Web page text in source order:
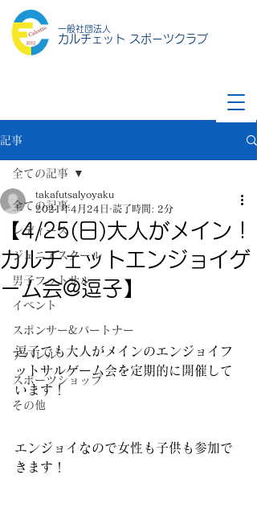
一般社団法人
カルチェット スポーツクラブ
記事
全ての記事
レディース
ジュニアスクール
男子フットサル
イベント
スポンサー&パートナー
アパレル
スポーツショップ
その他
全ての記事
【4/25(日)大人がメイン！
カルチェットエンジョイゲ
ーム会@逗子】
takafutsalyoyaku
2021年4月24日 読了時間: 2分
逗子でも大人がメインのエンジョイフ
ットサルゲーム会を定期的に開催して
います！
エンジョイなので女性も子供も参加で
きます！